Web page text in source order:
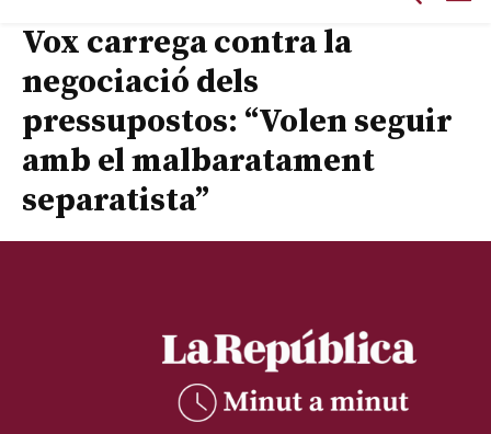
Vox carrega contra la
negociació dels
pressupostos: “Volen seguir
amb el malbaratament
separatista”